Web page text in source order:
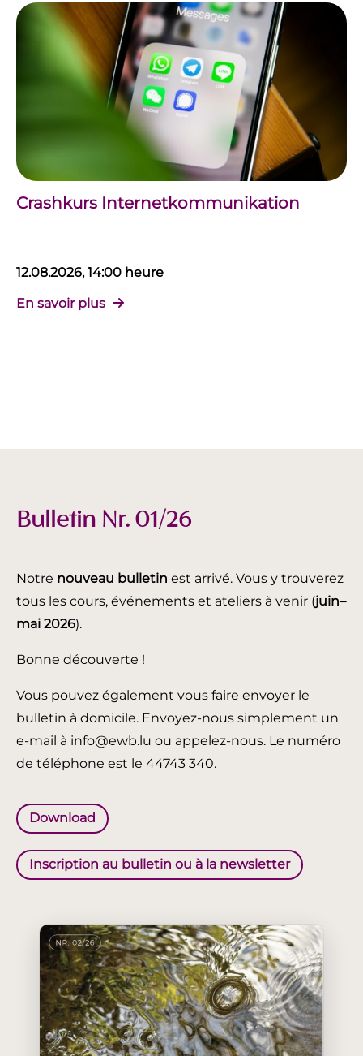
Crashkurs Internetkommunikation
12.08.2026, 14:00 heure
En savoir plus
Bulletin Nr. 01/26
Notre nouveau bulletin est arrivé. Vous y trouverez
tous les cours, événements et ateliers à venir (juin–
mai 2026).
Bonne découverte !
Vous pouvez également vous faire envoyer le
bulletin à domicile. Envoyez-nous simplement un
e-mail à info@ewb.lu ou appelez-nous. Le numéro
de téléphone est le 44743 340.
Download
Inscription au bulletin ou à la newsletter